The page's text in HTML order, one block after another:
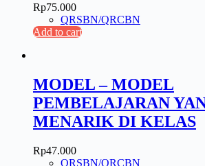
Rp75.000
QRSBN/QRCBN
Add to cart
MODEL – MODEL
PEMBELAJARAN
MENARIK DI KELAS
Rp47.000
QRSBN/QRCBN